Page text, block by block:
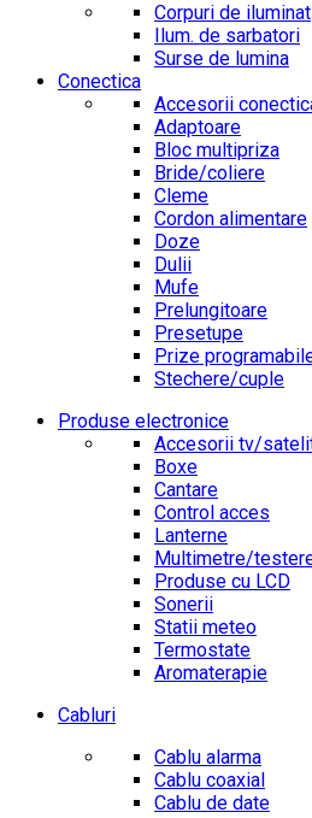
Corpuri de iluminat
Ilum. de sarbatori
Surse de lumina
Conectica
Accesorii
Adaptoare
Bloc multipriza
Bride/coliere
Cleme
Cordon alimentare
Doze
Dulii
Mufe
Prelungitoare
Presetupe
Prize
Stechere/cuple
Produse electronice
Accesorii tv/
Boxe
Cantare
Control acces
Lanterne
Multimetre/
Produse cu LCD
Sonerii
Statii meteo
Termostate
Aromaterapie
Cabluri
Cablu alarma
Cablu coaxial
Cablu de date